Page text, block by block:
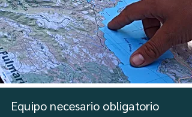
Equipo necesario obligatorio